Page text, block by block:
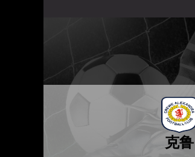
克鲁